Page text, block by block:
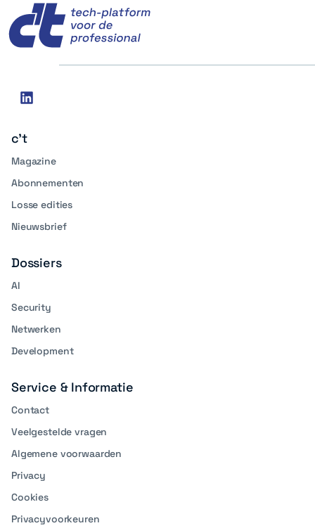
Social
linkedin
c't
Magazine
Abonnementen
Losse edities
Nieuwsbrief
Dossiers
AI
Security
Netwerken
Development
Service & Informatie
Contact
Veelgestelde vragen
Algemene voorwaarden
Privacy
Cookies
Privacyvoorkeuren